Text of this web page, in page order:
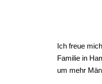
Ich freue
Familie in
um mehr